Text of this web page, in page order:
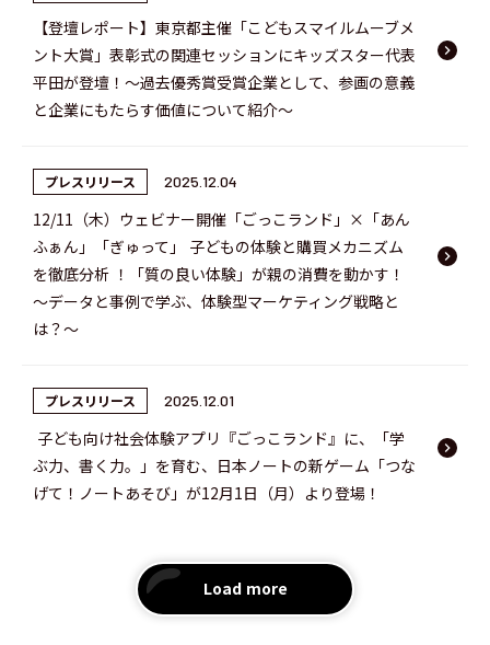
【登壇レポート】東京都主催「こどもスマイルムーブメ
ント大賞」表彰式の関連セッションにキッズスター代表
平田が登壇！〜過去優秀賞受賞企業として、参画の意義
と企業にもたらす価値について紹介〜
keyboard_arrow_right
プレスリリース 2025.12.04
12/11（木）ウェビナー開催「ごっこランド」×「あん
ふぁん」「ぎゅって」 子どもの体験と購買メカニズム
を徹底分析 ！「質の良い体験」が親の消費を動かす！
～データと事例で学ぶ、体験型マーケティング戦略と
は？～
keyboard_arrow_right
プレスリリース 2025.12.01
子ども向け社会体験アプリ『ごっこランド』に、「学
ぶ力、書く力。」を育む、日本ノートの新ゲーム「つな
げて！ノートあそび」が12月1日（月）より登場！
keyboard_arrow_right
Load more